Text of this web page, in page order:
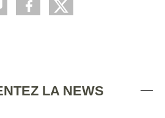
LA NEWS